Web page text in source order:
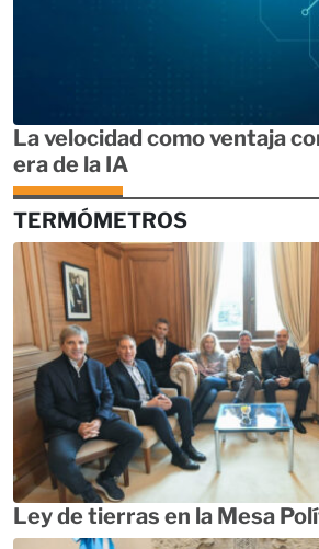
La velocidad como ventaja
era de la IA
TERMÓMETROS
Ley de tierras en la Mesa